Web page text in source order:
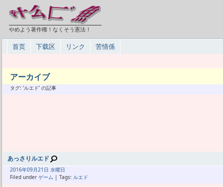
やめよう著作権！なくそう憲法！
首页 下载区 リンク 苦情係
アーカイブ
タグ: ‘ルエド’ の記事
あっさりルエド
2016年09月21日 水曜日
Filed under ゲーム | Tags: ルエド